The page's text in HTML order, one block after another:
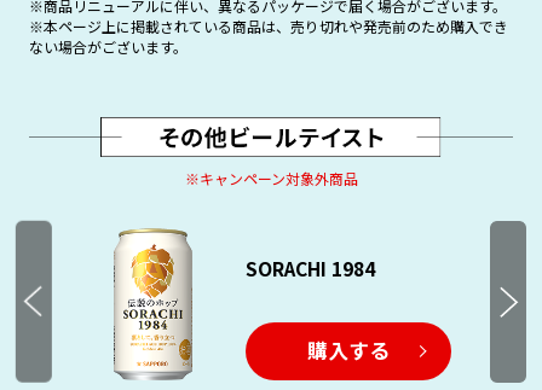
※商品リニューアルに伴い、異なるパッケージで届く場合がございます。
※本ページ上に掲載されている商品は、売り切れや発売前のため購入でき
ない場合がございます。
※キャンペーン対象外商品
SORACHI 1984
購入する